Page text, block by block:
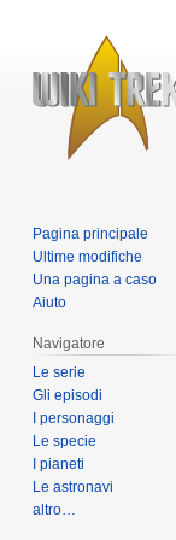
Pagina principale
Ultime modifiche
Una pagina a caso
Aiuto
Navigatore
Le serie
Gli episodi
I personaggi
Le specie
I pianeti
Le astronavi
altro…